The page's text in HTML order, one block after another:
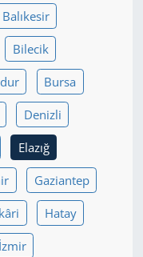
Balıkesir
Bilecik
Bursa
Denizli
Elazığ
Gaziantep
Hatay
İzmir